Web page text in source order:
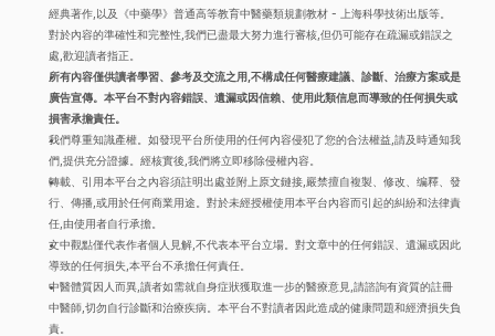
經典著作,以及《中藥學》普通高等教育中醫藥類規劃教材 - 上海科學技術出版等。
對於內容的準確性和完整性,我們已盡最大努力進行審核,但仍可能存在疏漏或錯誤之
處,歡迎讀者指正。
所有內容僅供讀者學習、參考及交流之用,不構成任何醫療建議、診斷、治療方案或是
廣告宣傳。本平台不對內容錯誤、遺漏或因信賴、使用此類信息而導致的任何損失或
損害承擔責任。
我們尊重知識產權。如發現平台所使用的任何內容侵犯了您的合法權益,請及時通知我
們,提供充分證據。經核實後,我們將立即移除侵權內容。
轉載、引用本平台之內容須註明出處並附上原文鏈接,嚴禁擅自複製、修改、编釋、發
行、傳播,或用於任何商業用途。對於未經授權使用本平台內容而引起的糾紛和法律責
任,由使用者自行承擔。
文中觀點僅代表作者個人見解,不代表本平台立場。對文章中的任何錯誤、遺漏或因此
導致的任何損失,本平台不承擔任何責任。
中醫體質因人而異,讀者如需就自身症狀獲取進一步的醫療意見,請諮詢有資質的註冊
中醫師,切勿自行診斷和治療疾病。本平台不對讀者因此造成的健康問題和經濟損失負
責。